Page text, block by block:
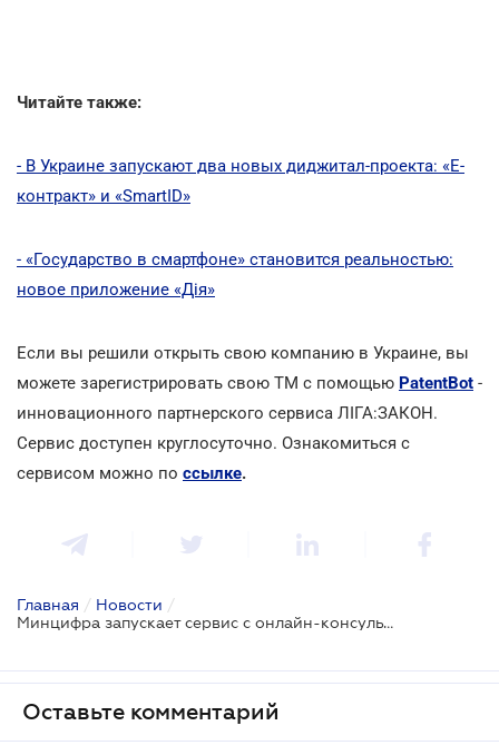
Читайте также:
- В Украине запускают два новых диджитал-проекта: «Е-
контракт» и «SmartID»
- «Государство в смартфоне» становится реальностью:
новое приложение «Дія»
Если вы решили открыть свою компанию в Украине, вы
можете зарегистрировать свою ТМ с помощью PatentBot -
инновационного партнерского сервиса ЛІГА:ЗАКОН.
Сервис доступен круглосуточно. Ознакомиться с
сервисом можно по ссылке.
Главная / Новости /
Минцифра запускает сервис с онлайн-консультациями для бизнеса
Оставьте комментарий